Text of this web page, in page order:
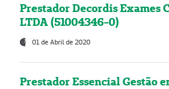
Prestador Decordis Exames
LTDA (51004346-0)
01 de Abril de 2020
Prestador Essencial Gestão